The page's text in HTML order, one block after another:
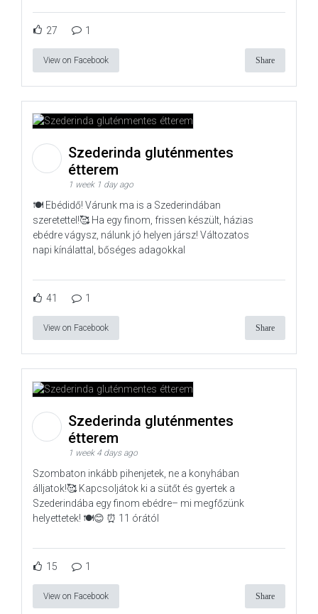
27 1
View on Facebook Share
Szederinda gluténmentes
étterem
1 week 1 day ago
🍽️ Ebédidő! Várunk ma is a Szederindában
szeretettel!🥰 Ha egy finom, frissen készült, házias
ebédre vágysz, nálunk jó helyen jársz! Változatos
napi kínálattal, bőséges adagokkal
41 1
View on Facebook Share
Szederinda gluténmentes
étterem
1 week 4 days ago
Szombaton inkább pihenjetek, ne a konyhában
álljatok!🥰 Kapcsoljátok ki a sütőt és gyertek a
Szederindába egy finom ebédre– mi megfőzünk
helyettetek! 🍽️😊 ⏰ 11 órától
15 1
View on Facebook Share